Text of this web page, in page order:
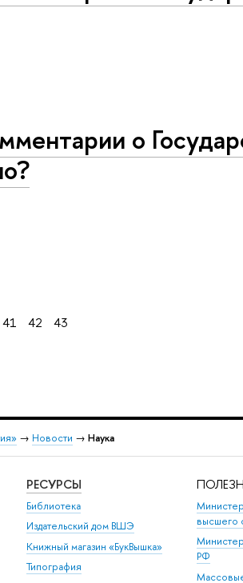
о
41 42 43
→ Новости → Наука
РЕСУРСЫ
Библиотека
Издательский дом ВШЭ
Книжный магазин «БукВышка»
Типография
высшего
РФ